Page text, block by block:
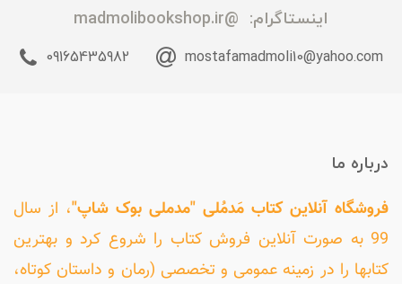
اینستاگرام: @madmolibookshop.ir
mostafamadmoli10@yahoo.com
09165435982
درباره ما
فروشگاه آنلاین کتاب مَدمُلی "مدملی بوک شاپ"، از سال
99 به صورت آنلاین فروش کتاب را شروع کرد و بهترین
کتابها را در زمینه عمومی و تخصصی (رمان و داستان کوتاه،